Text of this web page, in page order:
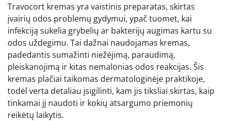
Travocort kremas yra vaistinis preparatas, skirtas
įvairių odos problemų gydymui, ypač tuomet, kai
infekciją sukelia grybelių ar bakterijų augimas kartu su
odos uždegimu. Tai dažnai naudojamas kremas,
padedantis sumažinti niežėjimą, paraudimą,
pleiskanojimą ir kitas nemalonias odos reakcijas. Šis
kremas plačiai taikomas dermatologinėje praktikoje,
todėl verta detaliau įsigilinti, kam jis tiksliai skirtas, kaip
tinkamai jį naudoti ir kokių atsargumo priemonių
reikėtų laikytis.